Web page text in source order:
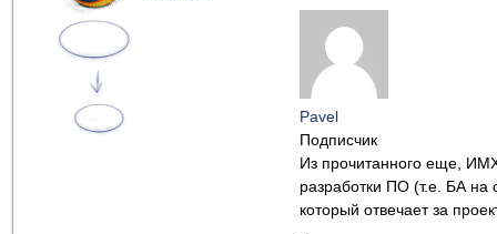
Pavel
Подписчик
Из прочитанного еще,
разработки ПО (т.е. БА на
который отвечает за